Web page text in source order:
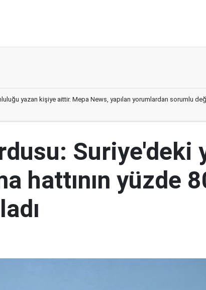
yazan kişiye aittir. Mepa News, yapılan yorumlardan sorumlu
Suriye'deki
hattının yüzde